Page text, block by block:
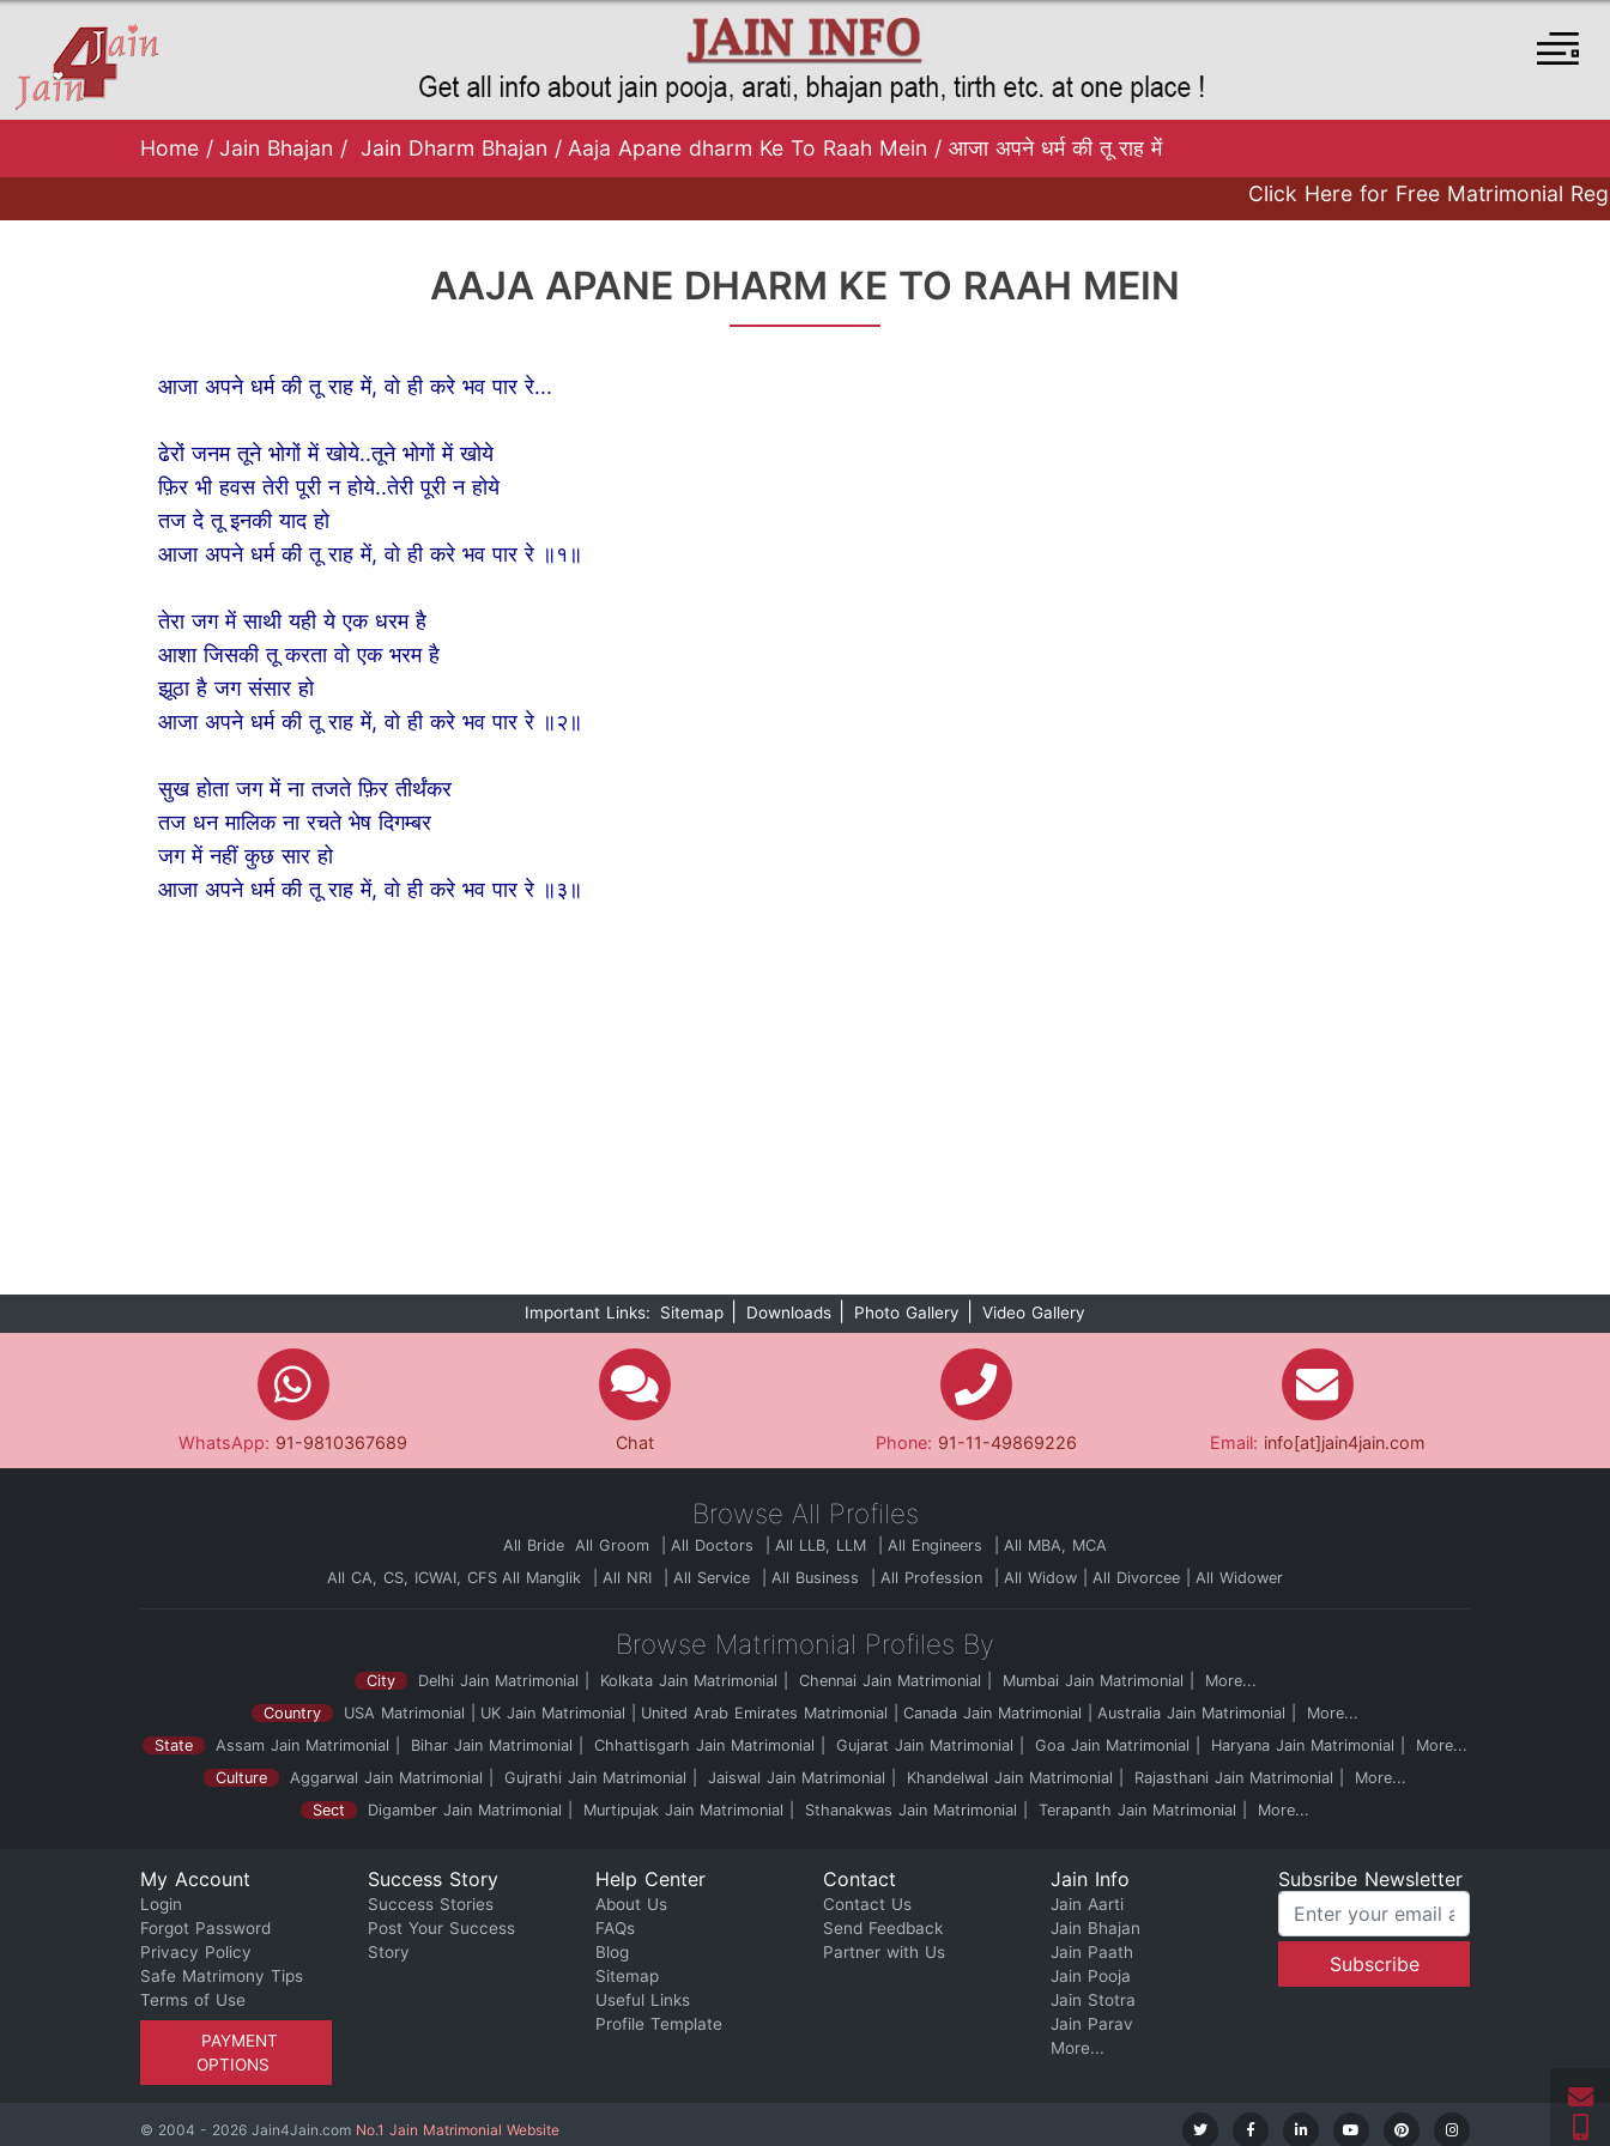
Home / Jain Bhajan / Jain Dharm Bhajan / Aaja Apane dharm Ke To Raah Mein / आजा अपने धर्म की तू राह में
Click Here for Free Matrimonial
AAJA APANE DHARM KE TO RAAH MEIN
आजा अपने धर्म की तू राह में, वो ही करे भव पार रे...
ढेरों जनम तूने भोगों में खोये..तूने भोगों में खोये
फ़िर भी हवस तेरी पूरी न होये..तेरी पूरी न होये
तज दे तू इनकी याद हो
आजा अपने धर्म की तू राह में, वो ही करे भव पार रे ॥१॥
तेरा जग में साथी यही ये एक धरम है
आशा जिसकी तू करता वो एक भरम है
झूठा है जग संसार हो
आजा अपने धर्म की तू राह में, वो ही करे भव पार रे ॥२॥
सुख होता जग में ना तजते फ़िर तीर्थंकर
तज धन मालिक ना रचते भेष दिगम्बर
जग में नहीं कुछ सार हो
आजा अपने धर्म की तू राह में, वो ही करे भव पार रे ॥३॥
Important Links: Sitemap Downloads Photo Gallery Video Gallery
WhatsApp: 91-9810367689 Chat Phone: 91-11-49869226 Email: info[at]jain4jain.com
Browse All Profiles
All Bride All Groom All Doctors All LLB, LLM All Engineers
All MBA, MCA
All CA, CS, ICWAI, CFS All Manglik All NRI All Service All Business All Profession All Widow All Divorcee All Widower
Browse Matrimonial Profiles By
City Delhi Jain Matrimonial Kolkata Jain Matrimonial Chennai Jain Matrimonial Mumbai Jain Matrimonial
More...
Country
USA Matrimonial UK Jain Matrimonial United Arab Emirates Matrimonial Canada Jain Matrimonial Australia Jain Matrimonial
More...
State
Assam Jain Matrimonial Bihar Jain Matrimonial Chhattisgarh Jain Matrimonial Gujarat Jain Matrimonial Goa Jain Matrimonial Haryana Jain Matrimonial
More...
Culture
Aggarwal Jain Matrimonial Gujrathi Jain Matrimonial Jaiswal Jain Matrimonial Khandelwal Jain Matrimonial Rajasthani Jain Matrimonial
More...
Sect
Digamber Jain Matrimonial Murtipujak Jain Matrimonial Sthanakwas Jain Matrimonial Terapanth Jain Matrimonial More...
My Account
Login
Forgot Password
Privacy Policy
Safe Matrimony Tips
Terms of Use
PAYMENT
OPTIONS
Success Story
Success Stories
Post Your Success
Story
Help Center
About Us
FAQs
Blog
Sitemap
Useful Links
Profile Template
Contact
Contact Us
Send Feedback
Partner with Us
Jain Info
Jain Aarti
Jain Bhajan
Jain Paath
Jain Pooja
Jain Stotra
Jain Parav
More...
Subsribe Newsletter
© 2004 - 2026 Jain4Jain.com No.1 Jain Matrimonial Website